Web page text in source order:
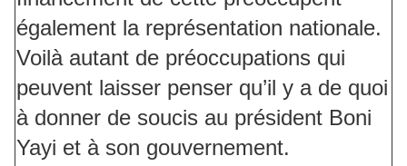
également la représentation nationale.
Voilà autant de préoccupations qui
peuvent laisser penser qu’il y a de quoi
à donner de soucis au président Boni
Yayi et à son gouvernement.